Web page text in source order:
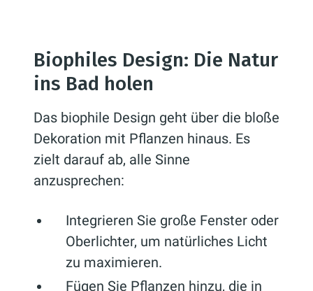
Biophiles Design: Die Natur
ins Bad holen
Das biophile Design geht über die bloße
Dekoration mit Pflanzen hinaus. Es
zielt darauf ab, alle Sinne
anzusprechen:
Integrieren Sie große Fenster oder
Oberlichter, um natürliches Licht
zu maximieren.
Fügen Sie Pflanzen hinzu, die in